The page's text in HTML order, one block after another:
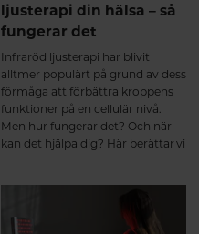
ljusterapi din hälsa – så
fungerar det
Infraröd ljusterapi har blivit
alltmer populärt på grund av dess
förmåga att förbättra kroppens
funktioner på en cellulär nivå.
Men hur fungerar det? Och när
kan det hjälpa dig? Här berättar vi